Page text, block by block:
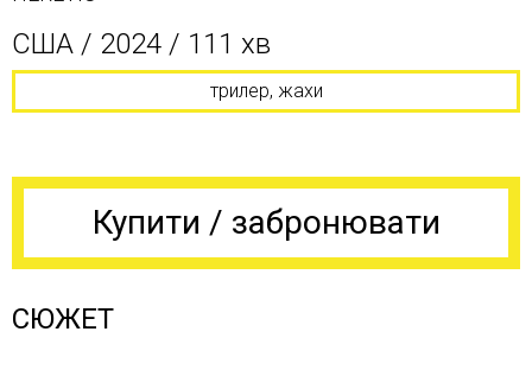
CША / 2024 / 111 хв
трилер, жахи
Купити / забронювати
СЮЖЕТ